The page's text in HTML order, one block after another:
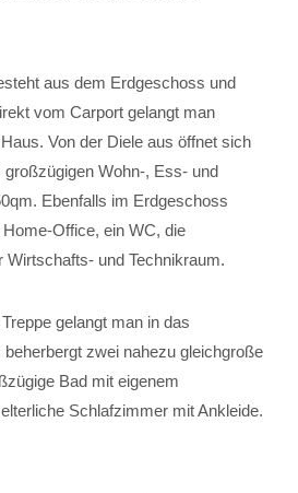
aus dem Erdgeschoss und
vom Carport gelangt man
Von der Diele aus öffnet sich
Wohn-, Ess- und
Ebenfalls im Erdgeschoss
Office, ein WC, die
Wirtschafts- und Technikraum.
gelangt man in das
zwei nahezu gleichgroße
Bad mit eigenem
Schlafzimmer mit Ankleide.